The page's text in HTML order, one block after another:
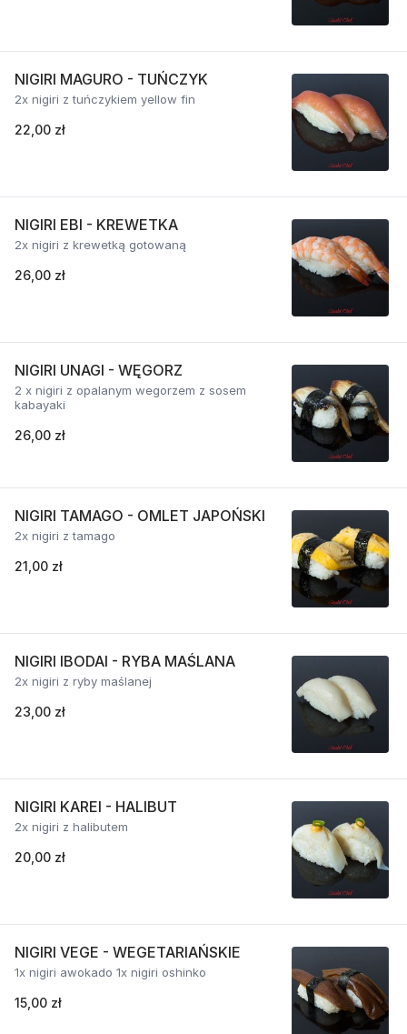
NIGIRI MAGURO - TUŃCZYK
2x nigiri z tuńczykiem yellow fin
22,00 zł
NIGIRI EBI - KREWETKA
2x nigiri z krewetką gotowaną
26,00 zł
NIGIRI UNAGI - WĘGORZ
2 x nigiri z opalanym wegorzem z sosem
kabayaki
26,00 zł
NIGIRI TAMAGO - OMLET JAPOŃSKI
2x nigiri z tamago
21,00 zł
NIGIRI IBODAI - RYBA MAŚLANA
2x nigiri z ryby maślanej
23,00 zł
NIGIRI KAREI - HALIBUT
2x nigiri z halibutem
20,00 zł
NIGIRI VEGE - WEGETARIAŃSKIE
1x nigiri awokado 1x nigiri oshinko
15,00 zł